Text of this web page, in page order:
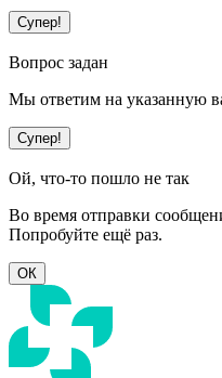
Супер!
Вопрос задан
Мы ответим на указанную
Супер!
Ой, что-то пошло не так
Во время отправки
Попробуйте ещё раз.
ОК